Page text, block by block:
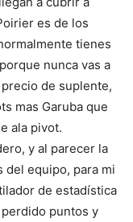
es de los
tienes
nunca vas a
de suplente,
mas Garuba que
ala pivot.
y al parecer la
del equipo, para mi
de estadística
puntos y